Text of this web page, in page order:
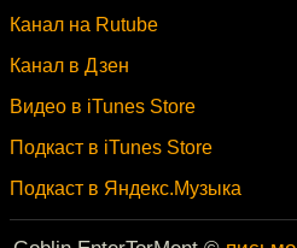
Канал на Rutube
Канал в Дзен
Видео в iTunes Store
Подкаст в iTunes Store
Подкаст в Яндекс.Музыка